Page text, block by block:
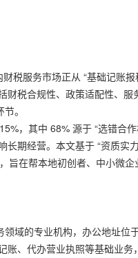
税服务市场正从 “基础记账
税合规性、政策适配性、
。
，其中 68% 源于 “选错合
期经营。本文基于 “资质实
在帮本地初创者、中小微
域的专业机构，办公地址位
、代办营业执照等基础业